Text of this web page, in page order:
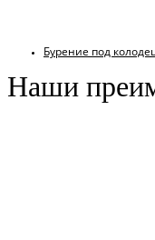
Бурение под
Наши